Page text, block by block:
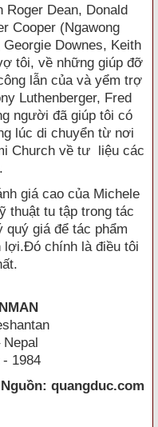
Roger Dean, Donald
Cooper (Ngawong
Downes, Keith
tôi, về những giúp đỡ
lẫn của và yểm trợ
Luthenberger, Fred
người đã giúp tôi có
lúc di chuyển từ nơi
Church về tư liệu các
giá cao của Michele
thuật tu tập trong tác
quý giá để tác phẩm
lợi.Ðó chính là điều tôi
Nepal
- 1984
Nguồn: quangduc.com